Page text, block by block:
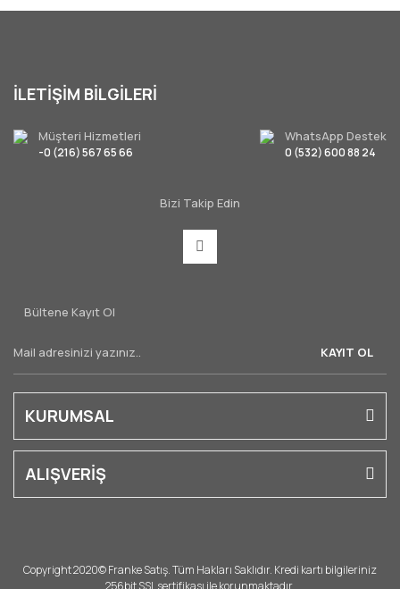
İLETİŞİM BİLGİLERİ
Müşteri Hizmetleri
-0 (216) 567 65 66
WhatsApp Destek
0 (532) 600 88 24
Bizi Takip Edin
Bültene Kayıt Ol
KAYIT OL
KURUMSAL
ALIŞVERİŞ
Copyright 2020© Franke Satış. Tüm Hakları Saklıdır. Kredi kartı bilgileriniz
256bit SSL sertifikası ile korunmaktadır.